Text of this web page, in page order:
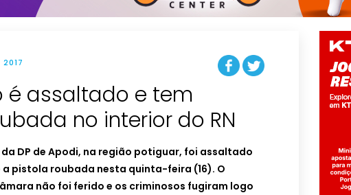
2017
é assaltado e tem
no interior do RN
DP de Apodi, na região potiguar, foi assaltado
a pistola roubada nesta quinta-feira (16). O
não foi ferido e os criminosos fugiram logo